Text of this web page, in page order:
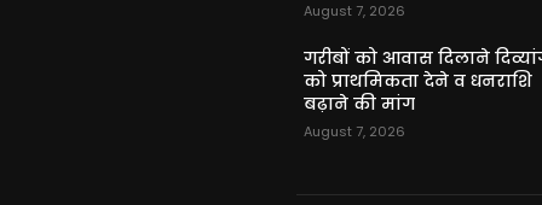
August 7, 2026
गरीबों को आवास दिलाने
को प्राथमिकता देने व धनराशि
बढ़ाने की मांग
August 7, 2026